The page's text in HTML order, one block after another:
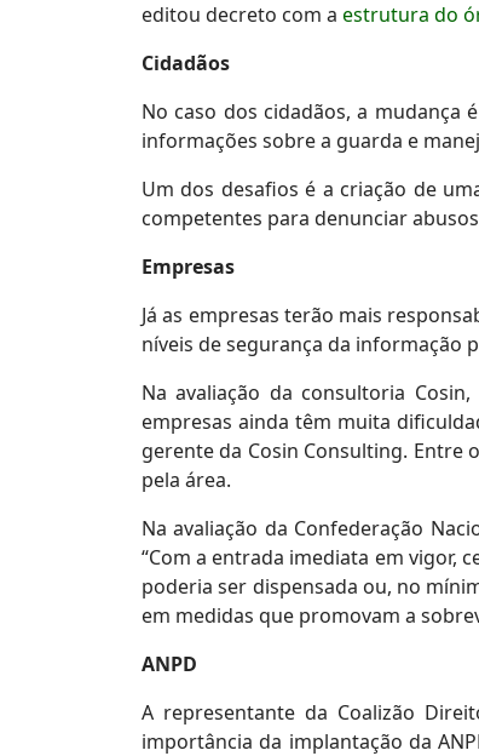
editou decreto com a estrutura do
Cidadãos
No caso dos cidadãos, a
informações sobre a guarda e
Um dos desafios é a criação de
competentes para denunciar
Empresas
Já as empresas terão mais
níveis de segurança da informação
Na avaliação da consultoria
empresas ainda têm muita
gerente da Cosin Consulting. Entre
pela área.
Na avaliação da Confederação
“Com a entrada imediata em vigor,
poderia ser dispensada ou, no
em medidas que promovam a
ANPD
A representante da Coalizão
importância da implantação da